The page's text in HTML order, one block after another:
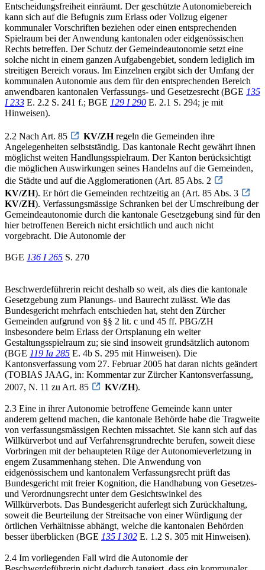
Entscheidungsfreiheit einräumt. Der geschützte Autonomiebereich
kann sich auf die Befugnis zum Erlass oder Vollzug eigener
kommunaler Vorschriften beziehen oder einen entsprechenden
Spielraum bei der Anwendung kantonalen oder eidgenössischen
Rechts betreffen. Der Schutz der Gemeindeautonomie setzt eine
solche nicht in einem ganzen Aufgabengebiet, sondern lediglich im
streitigen Bereich voraus. Im Einzelnen ergibt sich der Umfang der
kommunalen Autonomie aus dem für den entsprechenden Bereich
anwendbaren kantonalen Verfassungs- und Gesetzesrecht (BGE 135
I 233 E. 2.2 S. 241 f.; BGE 129 I 290 E. 2.1 S. 294; je mit
Hinweisen).
2.2 Nach Art. 85 KV/ZHregeln die Gemeinden ihre
Angelegenheiten selbstständig. Das kantonale Recht gewährt ihnen
möglichst weiten Handlungsspielraum. Der Kanton berücksichtigt
die möglichen Auswirkungen seines Handelns auf die Gemeinden,
die Städte und auf die Agglomerationen (Art. 85 Abs. 2
KV/ZH). Er hört die Gemeinden rechtzeitig an (Art. 85 Abs. 3
KV/ZH). Verfassungsmässige Schranken bei der Umschreibung der
Gemeindeautonomie durch die kantonale Gesetzgebung sind für den
hier betroffenen Bereich nicht ersichtlich und auch nicht
vorgebracht. Die Autonomie der
BGE 136 I 265 S. 270
Beschwerdeführerin reicht deshalb so weit, als dies die kantonale
Gesetzgebung zum Planungs- und Baurecht zulässt. Wie das
Bundesgericht mehrfach entschieden hat, steht den Zürcher
Gemeinden aufgrund von §§ 2 lit. c und 45 ff. PBG/ZH
insbesondere beim Erlass der Ortsplanung ein weiter
Gestaltungsspielraum zu; sie sind insoweit grundsätzlich autonom
(BGE 119 Ia 285 E. 4b S. 295 mit Hinweisen). Die
Kantonsverfassung vom 27. Februar 2005 hat daran nichts geändert
(TOBIAS JAAG, in: Kommentar zur Zürcher Kantonsverfassung,
2007, N. 11 zu Art. 85
KV/ZH).
2.3 Eine in ihrer Autonomie betroffene Gemeinde kann unter
anderem geltend machen, die kantonale Behörde habe die Tragweite
von verfassungsmässigen Rechten missachtet. Sie kann sich auf das
Willkürverbot und auf Verfahrensgrundrechte berufen, soweit diese
Vorbringen mit der behaupteten Rüge der Autonomieverletzung in
engem Zusammenhang stehen. Die Anwendung von
eidgenössischem und kantonalem Verfassungsrecht prüft das
Bundesgericht mit freier Kognition, die Handhabung von Gesetzes-
und Verordnungsrecht unter dem Gesichtswinkel des
Willkürverbots. Das Bundesgericht auferlegt sich Zurückhaltung,
soweit die Beurteilung der Streitsache von einer Würdigung der
örtlichen Verhältnisse abhängt, welche die kantonalen Behörden
besser überblicken (BGE 135 I 302 E. 1.2 S. 305 mit Hinweisen).
2.4 Im vorliegenden Fall wird die Autonomie der